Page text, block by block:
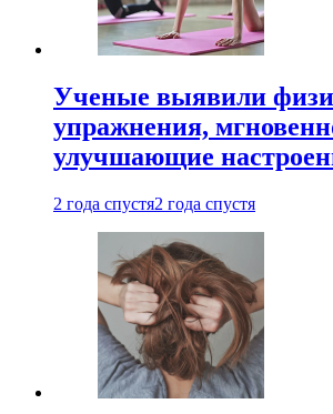
Ученые выявили
упражнения,
улучшающие
2 года спустя2 года спустя